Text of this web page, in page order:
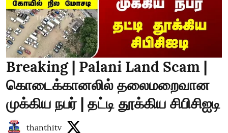
Breaking | Palani Land Scam |
கொடைக்கானலில் தலைமறைவான
முக்கிய நபர் | தட்டி தூக்கிய சிபிசிஐடி
thanthitv